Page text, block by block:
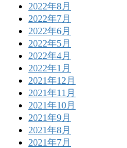
2022年8月
2022年7月
2022年6月
2022年5月
2022年4月
2022年1月
2021年12月
2021年11月
2021年10月
2021年9月
2021年8月
2021年7月